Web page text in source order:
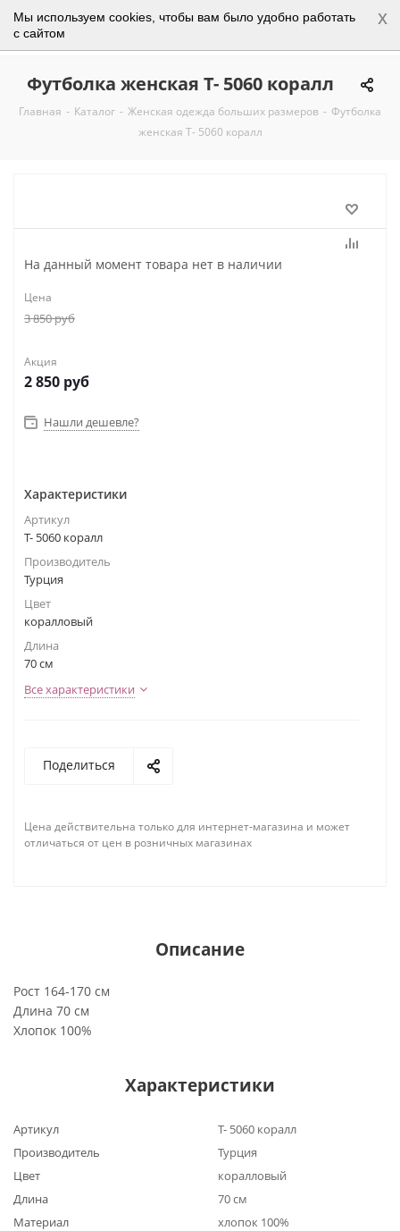
Мы используем cookies, чтобы вам было удобно работать
с сайтом
x
0
Футболка женская Т- 5060 коралл
Главная - Каталог - Женская одежда больших размеров - Футболка
женская Т- 5060 коралл
На данный момент товара нет в наличии
Цена
3 850руб
Акция
2 850 руб
Нашли дешевле?
Характеристики
Артикул
Т- 5060 коралл
Производитель
Турция
Цвет
коралловый
Длина
70 см
Все характеристики
Поделиться
Цена действительна только для интернет-магазина и может
отличаться от цен в розничных магазинах
Описание
Рост 164-170 см
Длина 70 см
Хлопок 100%
Характеристики
Артикул
Т- 5060 коралл
Производитель
Турция
Цвет
коралловый
Длина
70 см
Материал
хлопок 100%